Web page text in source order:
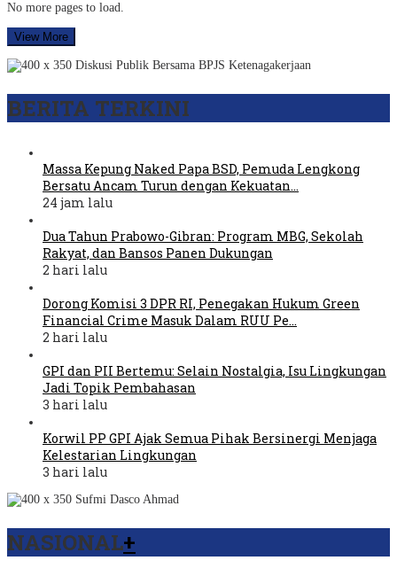
No more pages to load.
View More
BERITA TERKINI
Massa Kepung Naked Papa BSD, Pemuda Lengkong
Bersatu Ancam Turun dengan Kekuatan…
24 jam lalu
Dua Tahun Prabowo-Gibran: Program MBG, Sekolah
Rakyat, dan Bansos Panen Dukungan
2 hari lalu
Dorong Komisi 3 DPR RI, Penegakan Hukum Green
Financial Crime Masuk Dalam RUU Pe…
2 hari lalu
GPI dan PII Bertemu: Selain Nostalgia, Isu Lingkungan
Jadi Topik Pembahasan
3 hari lalu
Korwil PP GPI Ajak Semua Pihak Bersinergi Menjaga
Kelestarian Lingkungan
3 hari lalu
NASIONAL+